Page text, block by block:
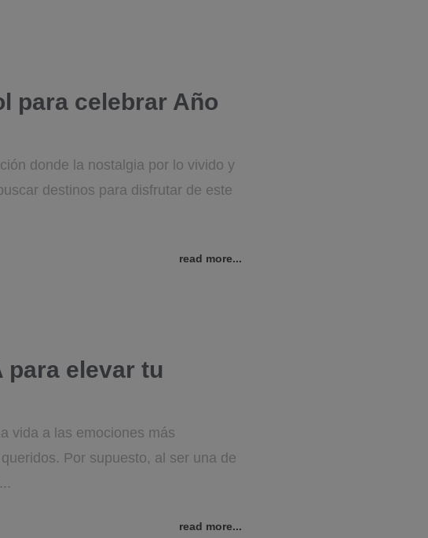
para celebrar Año
donde la nostalgia por lo vivido y
destinos para disfrutar de este
read more...
para elevar tu
vida a las emociones más
Por supuesto, al ser una de
read more...